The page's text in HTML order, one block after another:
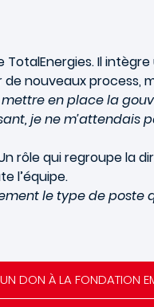
TotalEnergies. Il
nouveaux
en place la
je ne m’attendais
rôle qui regroupe
l’équipe.
le type de poste
DON À LA FONDATION